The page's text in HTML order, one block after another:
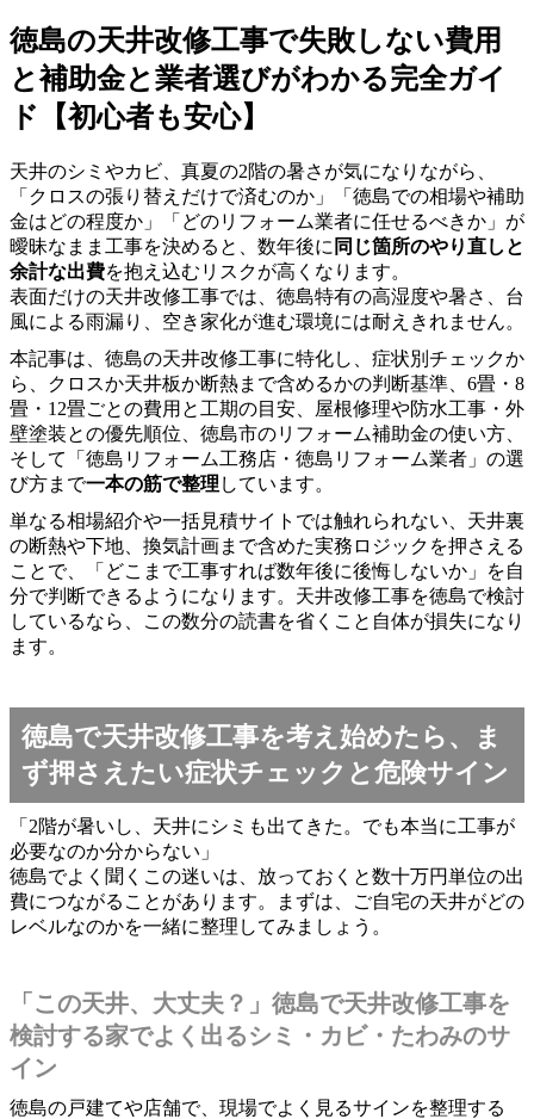
徳島の天井改修工事で失敗しない費用
と補助金と業者選びがわかる完全ガイ
ド【初心者も安心】
天井のシミやカビ、真夏の2階の暑さが気になりながら、
「クロスの張り替えだけで済むのか」「徳島での相場や補助
金はどの程度か」「どのリフォーム業者に任せるべきか」が
曖昧なまま工事を決めると、数年後に 同じ箇所のやり直しと
余計な出費を抱え込むリスクが高くなります。
表面だけの天井改修工事では、徳島特有の高湿度や暑さ、台
風による雨漏り、空き家化が進む環境には耐えきれません。
本記事は、徳島の天井改修工事に特化し、症状別チェックか
ら、クロスか天井板か断熱まで含めるかの判断基準、6畳・8
畳・12畳ごとの費用と工期の目安、屋根修理や防水工事・外
壁塗装との優先順位、徳島市のリフォーム補助金の使い方、
そして「徳島リフォーム工務店・徳島リフォーム業者」の選
び方まで一本の筋で整理 しています。
単なる相場紹介や一括見積サイトでは触れられない、天井裏
の断熱や下地、換気計画まで含めた実務ロジックを押さえる
ことで、「どこまで工事すれば数年後に後悔しないか」を自
分で判断できるようになります。天井改修工事を徳島で検討
しているなら、この数分の読書を省くこと自体が損失になり
ます。
徳島で天井改修工事を考え始めたら、ま
ず押さえたい症状チェックと危険サイン
「2階が暑いし、天井にシミも出てきた。でも本当に工事が
必要なのか分からない」
徳島でよく聞くこの迷いは、放っておくと数十万円単位の出
費につながることがあります。まずは、ご自宅の天井がどの
レベルなのかを一緒に整理してみましょう。
「この天井、大丈夫？」徳島で天井改修工事を
検討する家でよく出るシミ・カビ・たわみのサ
イン
徳島の戸建てや店舗で、現場でよく見るサインを整理する